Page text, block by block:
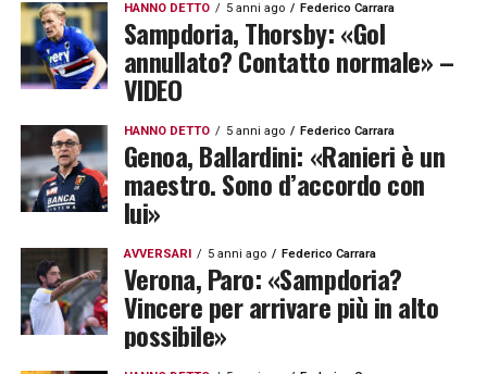
HANNO DETTO 5 anni ago Federico Carrara
Sampdoria, Thorsby: «Gol
annullato? Contatto normale» –
VIDEO
HANNO DETTO 5 anni ago Federico Carrara
Genoa, Ballardini: «Ranieri è un
maestro. Sono d’accordo con
lui»
AVVERSARI 5 anni ago Federico Carrara
Verona, Paro: «Sampdoria?
Vincere per arrivare più in alto
possibile»